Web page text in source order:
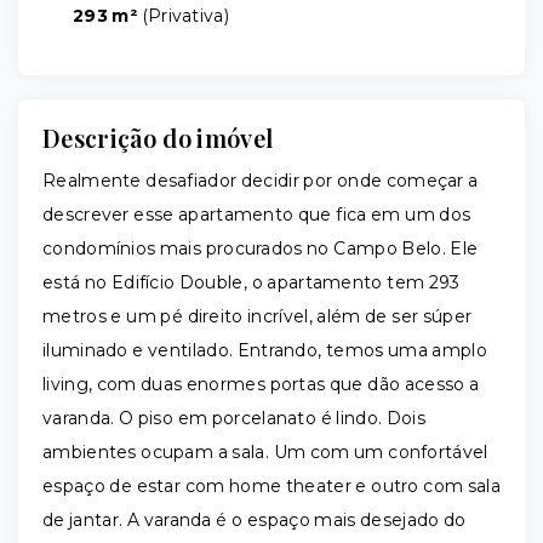
293 m² (Privativa)
Descrição do imóvel
Realmente desafiador decidir por onde começar a
descrever esse apartamento que fica em um dos
condomínios mais procurados no Campo Belo. Ele
está no Edifício Double, o apartamento tem 293
metros e um pé direito incrível, além de ser súper
iluminado e ventilado. Entrando, temos uma amplo
living, com duas enormes portas que dão acesso a
varanda. O piso em porcelanato é lindo. Dois
ambientes ocupam a sala. Um com um confortável
espaço de estar com home theater e outro com sala
de jantar. A varanda é o espaço mais desejado do